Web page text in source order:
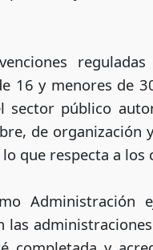
16 y menores de
sector público
de
que respecta a
Administración